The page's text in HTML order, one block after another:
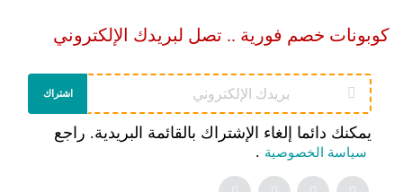
كوبونات خصم فورية .. تصل لبريدك الإلكتروني
اشتراك
يمكنك دائما إلغاء الإشتراك بالقائمة البريدية. راجع
سياسة الخصوصية .